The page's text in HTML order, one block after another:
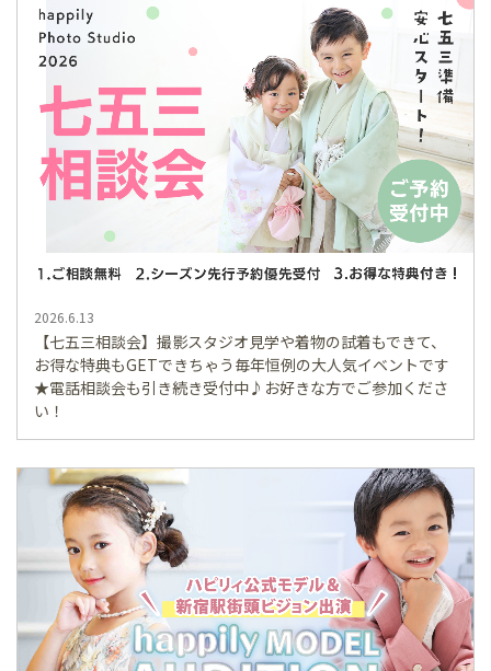
2026.6.13
【七五三相談会】撮影スタジオ見学や着物の試着もできて、
お得な特典もGETできちゃう毎年恒例の大人気イベントです
★電話相談会も引き続き受付中♪お好きな方でご参加くださ
い！